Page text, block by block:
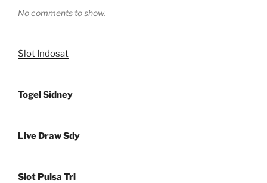
No comments to show.
Slot Indosat
Togel Sidney
Live Draw Sdy
Slot Pulsa Tri